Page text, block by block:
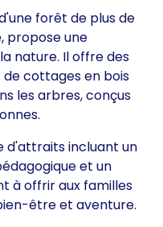
forêt de plus de
propose une
nature. Il offre des
cottages en bois
les arbres, conçus
d'attraits incluant un
et un
à offrir aux familles
être et aventure.